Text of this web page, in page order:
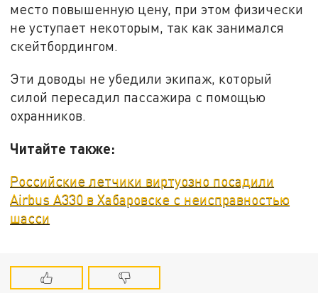
место повышенную цену, при этом физически
не уступает некоторым, так как занимался
скейтбордингом.
Эти доводы не убедили экипаж, который
силой пересадил пассажира с помощью
охранников.
Читайте также:
Российские летчики виртуозно посадили
Airbus A330 в Хабаровске с неисправностью
шасси